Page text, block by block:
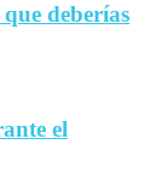
deberías
el